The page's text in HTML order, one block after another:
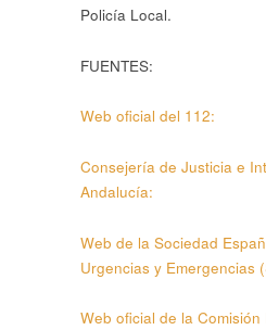
Policía Local.
FUENTES:
Web oficial del 112:
Consejería de Justicia e
Andalucía:
Web de la Sociedad
Urgencias y Emergencias
Web oficial de la Comisión